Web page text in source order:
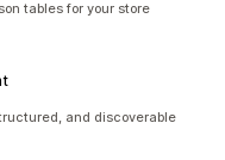
tables for your store
and discoverable